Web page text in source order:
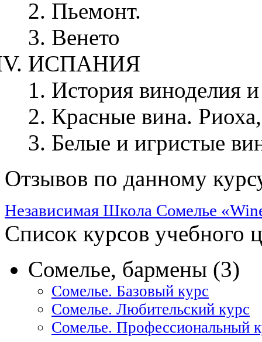
Пьемонт.
Венето
ИСПАНИЯ
История виноделия
Красные вина.
Белые и игристые
Отзывов по данному
Независимая Школа Сомелье
Список курсов учебного
Сомелье, бармены (3)
Сомелье. Базовый курс
Сомелье. Любительский курс
Сомелье. Профессиональный